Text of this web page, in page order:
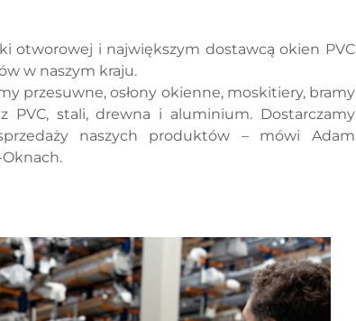
otworowej i największym dostawcą okien PVC
w naszym kraju.
przesuwne, osłony okienne, moskitiery, bramy
PVC, stali, drewna i aluminium. Dostarczamy
naszych produktów – mówi Adam